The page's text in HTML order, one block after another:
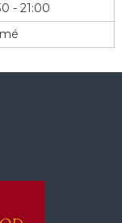
- 21:00